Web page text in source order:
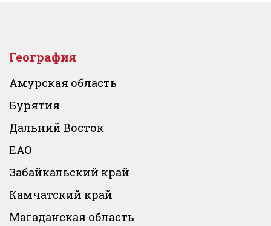
География
Амурская область
Бурятия
Дальний Восток
ЕАО
Забайкальский край
Камчатский край
Магаданская область